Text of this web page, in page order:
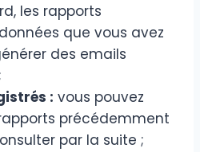
les rapports
que vous avez
des emails
: vous pouvez
précédemment
par la suite ;